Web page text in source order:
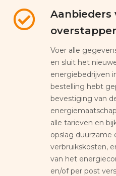
Aanbieders
Voer alle
en sluit het
energiebedrijven
bestelling hebt
bevestiging van
alle tarieven en
opslag duurzame
verbruikskosten,
van het
en/of per post